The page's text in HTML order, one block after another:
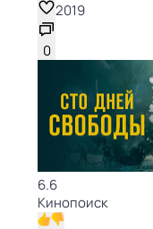
2019
0
6.6
Кинопоиск